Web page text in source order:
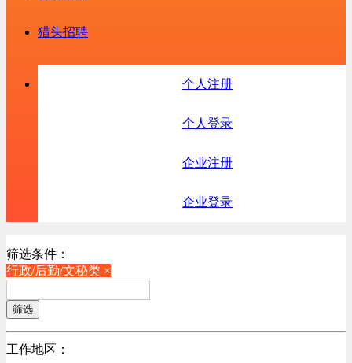
猎头招聘
个人注册
个人登录
企业注册
企业登录
筛选条件：
行政/后勤/文秘类 ×
筛选
工作地区：